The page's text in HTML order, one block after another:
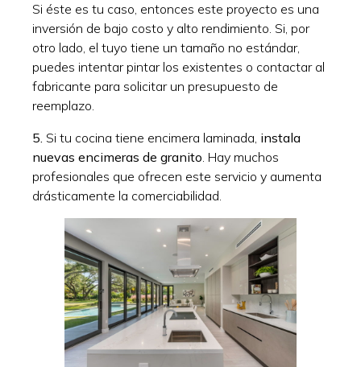
Si éste es tu caso, entonces este proyecto es una
inversión de bajo costo y alto rendimiento. Si, por
otro lado, el tuyo tiene un tamaño no estándar,
puedes intentar pintar los existentes o contactar al
fabricante para solicitar un presupuesto de
reemplazo.
5. Si tu cocina tiene encimera laminada, instala
nuevas encimeras de granito . Hay muchos
profesionales que ofrecen este servicio y aumenta
drásticamente la comerciabilidad.